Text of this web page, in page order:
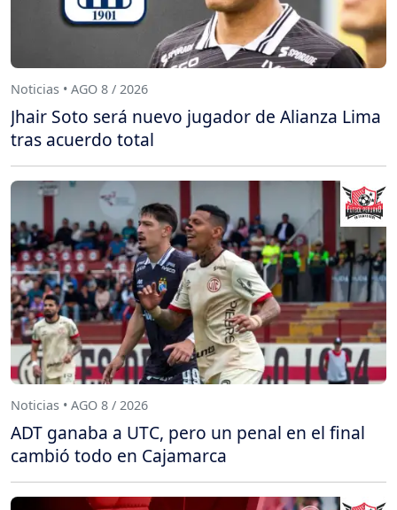
Noticias • AGO 8 / 2026
Jhair Soto será nuevo jugador de Alianza Lima
tras acuerdo total
Noticias • AGO 8 / 2026
ADT ganaba a UTC, pero un penal en el final
cambió todo en Cajamarca